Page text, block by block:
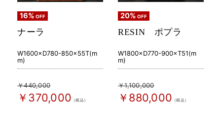
16% OFF
ナーラ
W1600×D780-850×55T(m
m)
￥440,000
￥370,000 （税込）
20% OFF
RESIN ポプラ
W1800×D770-900×T51(m
m)
￥1,100,000
￥880,000 （税込）